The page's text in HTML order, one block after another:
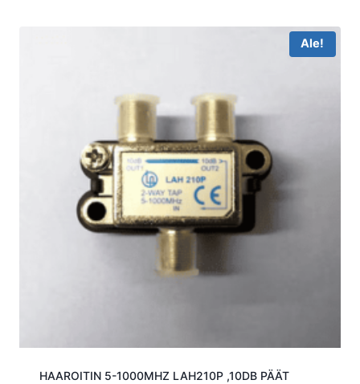
Ale!
HAAROITIN 5-1000MHZ LAH210P ,10DB PÄÄT